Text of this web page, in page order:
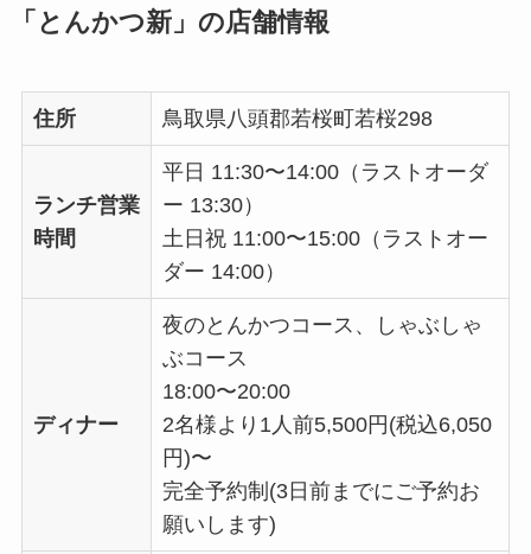
「とんかつ新」の店舗情報
住所 鳥取県八頭郡若桜町若桜298
ランチ営業
時間
平日 11:30〜14:00（ラストオーダ
ー 13:30）
土日祝 11:00〜15:00（ラストオー
ダー 14:00）
ディナー
夜のとんかつコース、しゃぶしゃ
ぶコース
18:00〜20:00
2名様より1人前5,500円(税込6,050
円)〜
完全予約制(3日前までにご予約お
願いします)